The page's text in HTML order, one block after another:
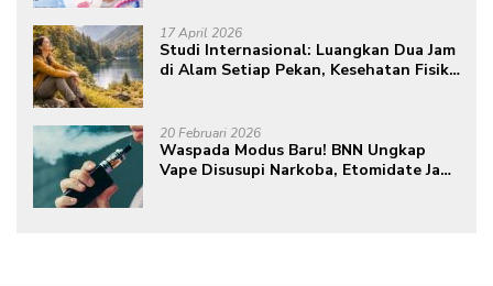
17 April 2026
Studi Internasional: Luangkan Dua Jam
di Alam Setiap Pekan, Kesehatan Fisik
20 Februari 2026
Waspada Modus Baru! BNN Ungkap
Vape Disusupi Narkoba, Etomidate Jadi